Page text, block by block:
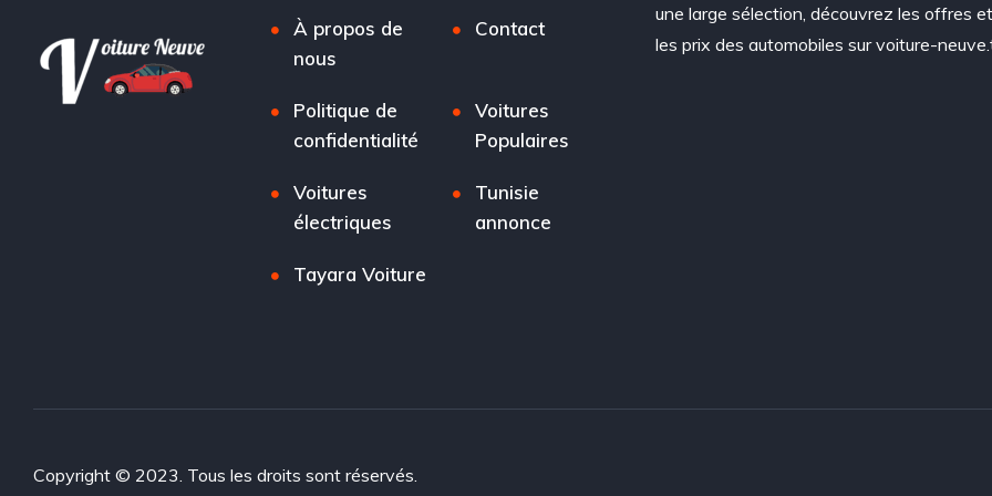
À propos de
nous
Contact
Politique de
confidentialité
Voitures
Populaires
Voitures
électriques
Tunisie
annonce
Tayara Voiture
une large sélection, découvrez les offres
les prix des automobiles sur voiture-
Copyright © 2023. Tous les droits sont réservés.